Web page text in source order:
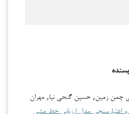
چمن زمین, حسین گنجی نیا, مهران
اعتبارسنجی مدل ارزیابی خط مشی